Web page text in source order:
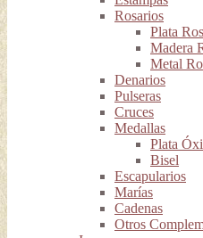
Rosarios
Plata
Madera
Metal
Denarios
Pulseras
Cruces
Medallas
Plata
Bisel
Escapularios
Marías
Cadenas
Otros